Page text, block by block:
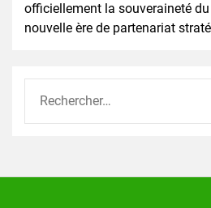
officiellement la souveraineté
nouvelle ère de partenariat